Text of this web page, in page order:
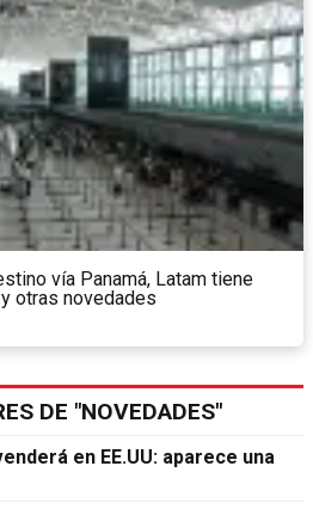
vía Panamá, Latam tiene
otras novedades
DE "NOVEDADES"
en EE.UU: aparece una